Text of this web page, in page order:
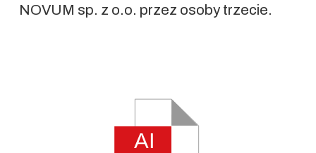
NOVUM sp. z o.o. przez osoby trzecie.